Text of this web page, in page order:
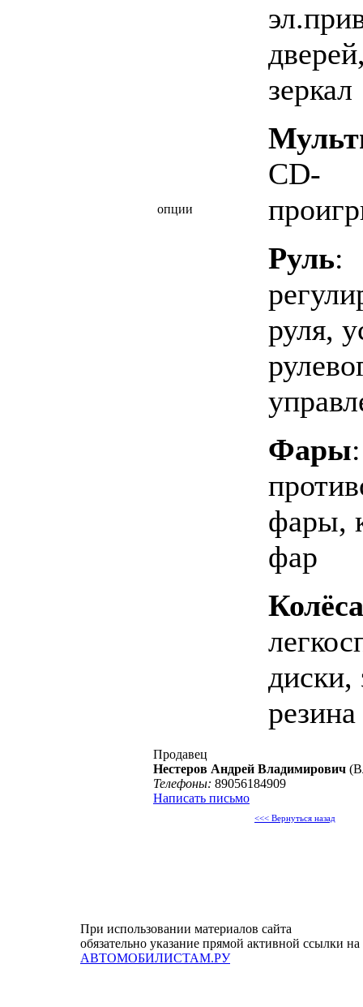
опции
зеркал
CD-
Руль:
руля,
Фары:
фары,
фар
Колёса
диски,
резина
Продавец
Нестеров Андрей Владимирович
Телефоны: 89056184909
Написать письмо
<<< Вернуться назад
При использовании материалов сайта
обязательно указание прямой активной ссылки на
АВТОМОБИЛИСТАМ.РУ